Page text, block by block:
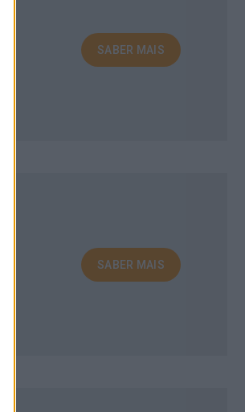
SABER MAIS
SABER MAIS